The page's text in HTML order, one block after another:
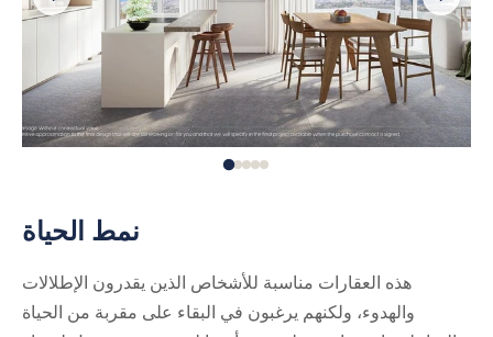
نمط الحياة
هذه العقارات مناسبة للأشخاص الذين يقدرون الإطلالات
والهدوء، ولكنهم يرغبون في البقاء على مقربة من الحياة